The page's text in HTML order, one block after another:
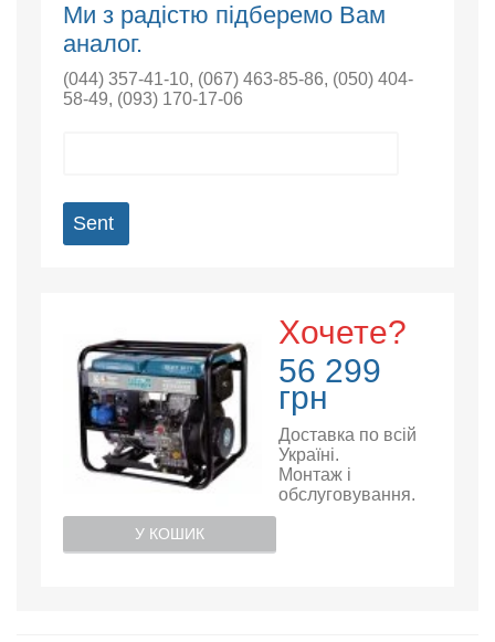
Ми з радістю підберемо Вам
аналог.
(044) 357-41-10, (067) 463-85-86, (050) 404-
58-49, (093) 170-17-06
Sent
Хочете?
56 299
грн
Доставка по всій
Україні.
Монтаж і
обслуговування.
У КОШИК